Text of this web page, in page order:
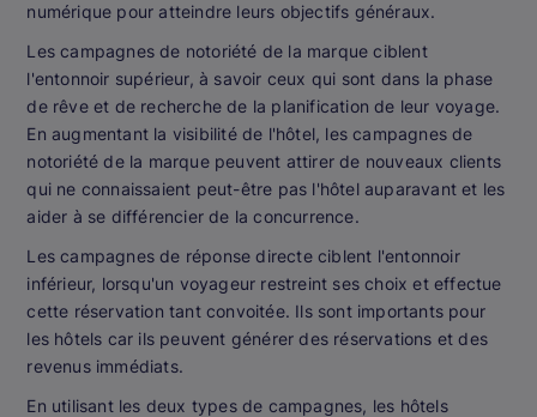
numérique pour atteindre leurs objectifs généraux.
Les campagnes de notoriété de la marque ciblent
l'entonnoir supérieur, à savoir ceux qui sont dans la phase
de rêve et de recherche de la planification de leur voyage.
En augmentant la visibilité de l'hôtel, les campagnes de
notoriété de la marque peuvent attirer de nouveaux clients
qui ne connaissaient peut-être pas l'hôtel auparavant et les
aider à se différencier de la concurrence.
Les campagnes de réponse directe ciblent l'entonnoir
inférieur, lorsqu'un voyageur restreint ses choix et effectue
cette réservation tant convoitée. Ils sont importants pour
les hôtels car ils peuvent générer des réservations et des
revenus immédiats.
En utilisant les deux types de campagnes, les hôtels